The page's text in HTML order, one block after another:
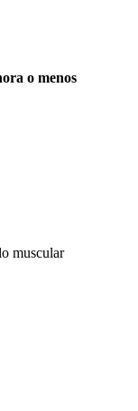
o menos
muscular